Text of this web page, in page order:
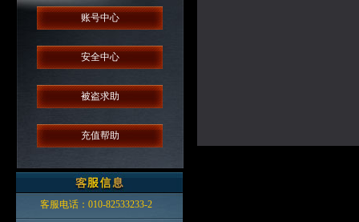
账号中心
安全中心
被盗求助
充值帮助
客服电话：010-82533233-2